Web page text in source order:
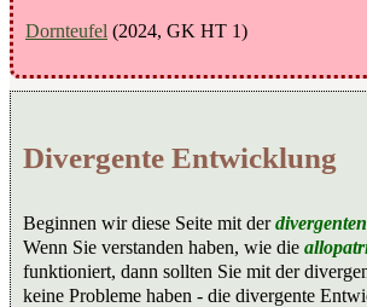
Dornteufel (2024, GK HT 1)
Divergente Entwicklung
Beginnen wir diese Seite mit derdivergenten
Wenn Sie verstanden haben, wie die
funktioniert, dann sollten Sie mit der
keine Probleme haben - die divergente